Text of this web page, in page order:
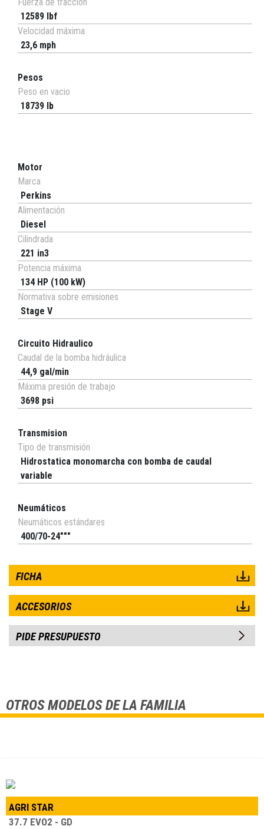
Fuerza de tracción
12589 lbf
Velocidad máxima
23,6 mph
Pesos
Peso en vacio
18739 lb
Motor
Marca
Perkins
Alimentación
Diesel
Cilindrada
221 in3
Potencia máxima
134 HP (100 kW)
Normativa sobre emisiones
Stage V
Circuito Hidraulico
Caudal de la bomba hidráulica
44,9 gal/min
Máxima presión de trabajo
3698 psi
Transmision
Tipo de transmisión
Hidrostatica monomarcha con bomba de caudal
variable
Neumáticos
Neumáticos estándares
400/70-24"""
FICHA
ACCESORIOS
PIDE PRESUPUESTO
OTROS MODELOS DE LA FAMILIA
AGRI STAR
37.7 EVO2 - GD